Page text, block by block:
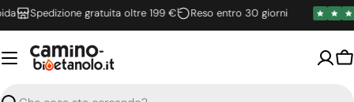
Vai
al
contenuto
Spedizione gratuita oltre 199 € Reso entro 30 giorni